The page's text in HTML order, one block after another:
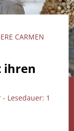
CARMEN
ihren
Lesedauer: 1